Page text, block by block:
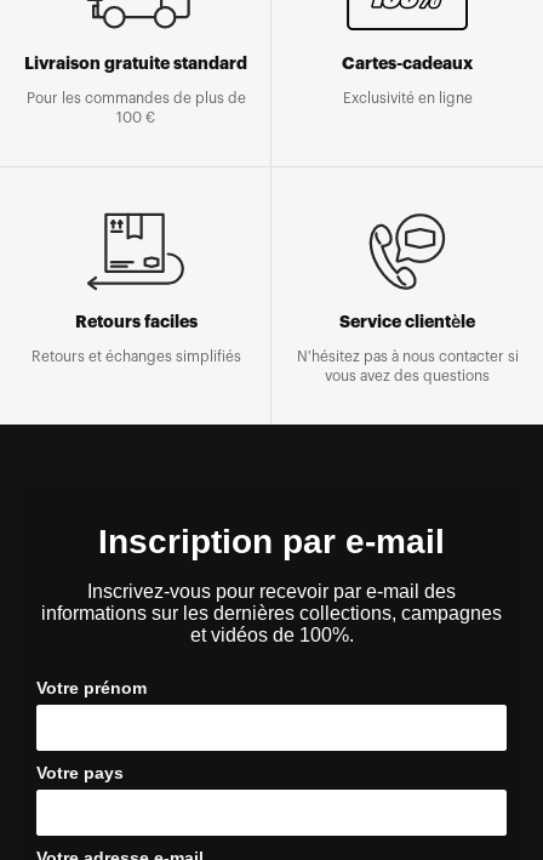
Livraison gratuite standard
Pour les commandes de plus de
100 €
Cartes-cadeaux
Exclusivité en ligne
Retours faciles
Retours et échanges simplifiés
Service clientèle
N'hésitez pas à nous contacter si
vous avez des questions
Inscription par e-mail
Inscrivez-vous pour recevoir par e-mail des
informations sur les dernières collections, campagnes
et vidéos de 100%.
Votre prénom
Votre pays